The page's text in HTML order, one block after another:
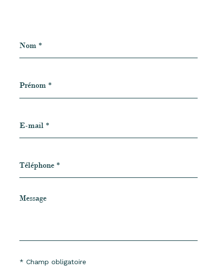
*
*
mail
*
*
Message
*
* Champ obligatoire